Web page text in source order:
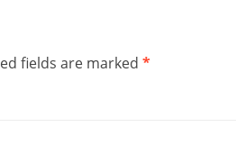
fields are marked *